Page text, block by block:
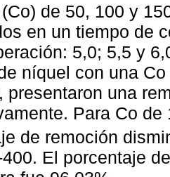
de 50, 100 y
en un tiempo de
5,0; 5,5 y
níquel con una
presentaron una
Para Co
de remoción
El porcentaje